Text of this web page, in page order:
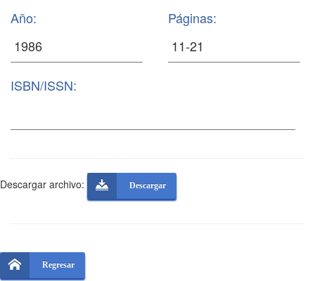
Año: Páginas:
ISBN/ISSN:
Descargar archivo: Descargar
Regresar